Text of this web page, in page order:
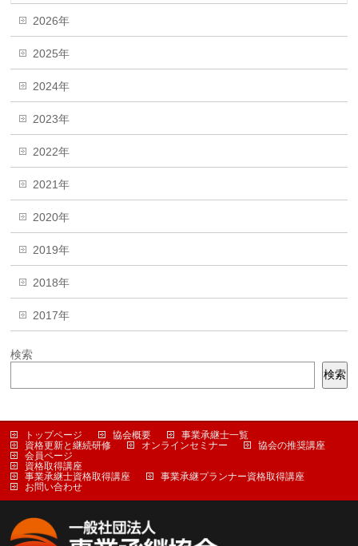
2026年
2025年
2024年
2023年
2022年
2021年
2020年
2019年
2018年
2017年
検索
検索
トップページ 協会概要
事業承継士一覧
資格更新と継続研修
オンラインセミナー
協会の推奨講座
会員ページ
資格取得講座
事業承継士資格取得講座
事業承継プランナー資格取得講座
お問い合わせ